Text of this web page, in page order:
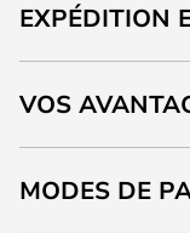
EXPÉDITION
VOS
MODES DE